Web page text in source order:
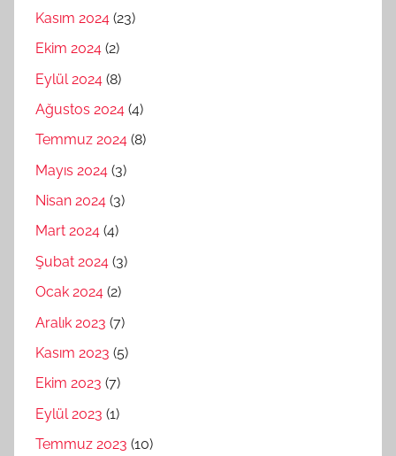
Kasım 2024 (23)
Ekim 2024 (2)
Eylül 2024 (8)
Ağustos 2024 (4)
Temmuz 2024 (8)
Mayıs 2024 (3)
Nisan 2024 (3)
Mart 2024 (4)
Şubat 2024 (3)
Ocak 2024 (2)
Aralık 2023 (7)
Kasım 2023 (5)
Ekim 2023 (7)
Eylül 2023 (1)
Temmuz 2023 (10)